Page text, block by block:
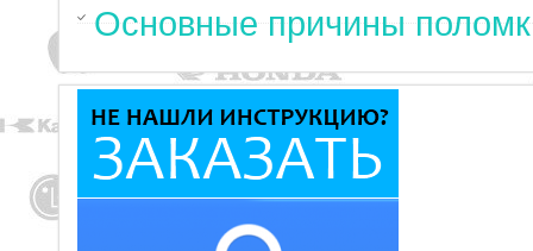
Основные причины